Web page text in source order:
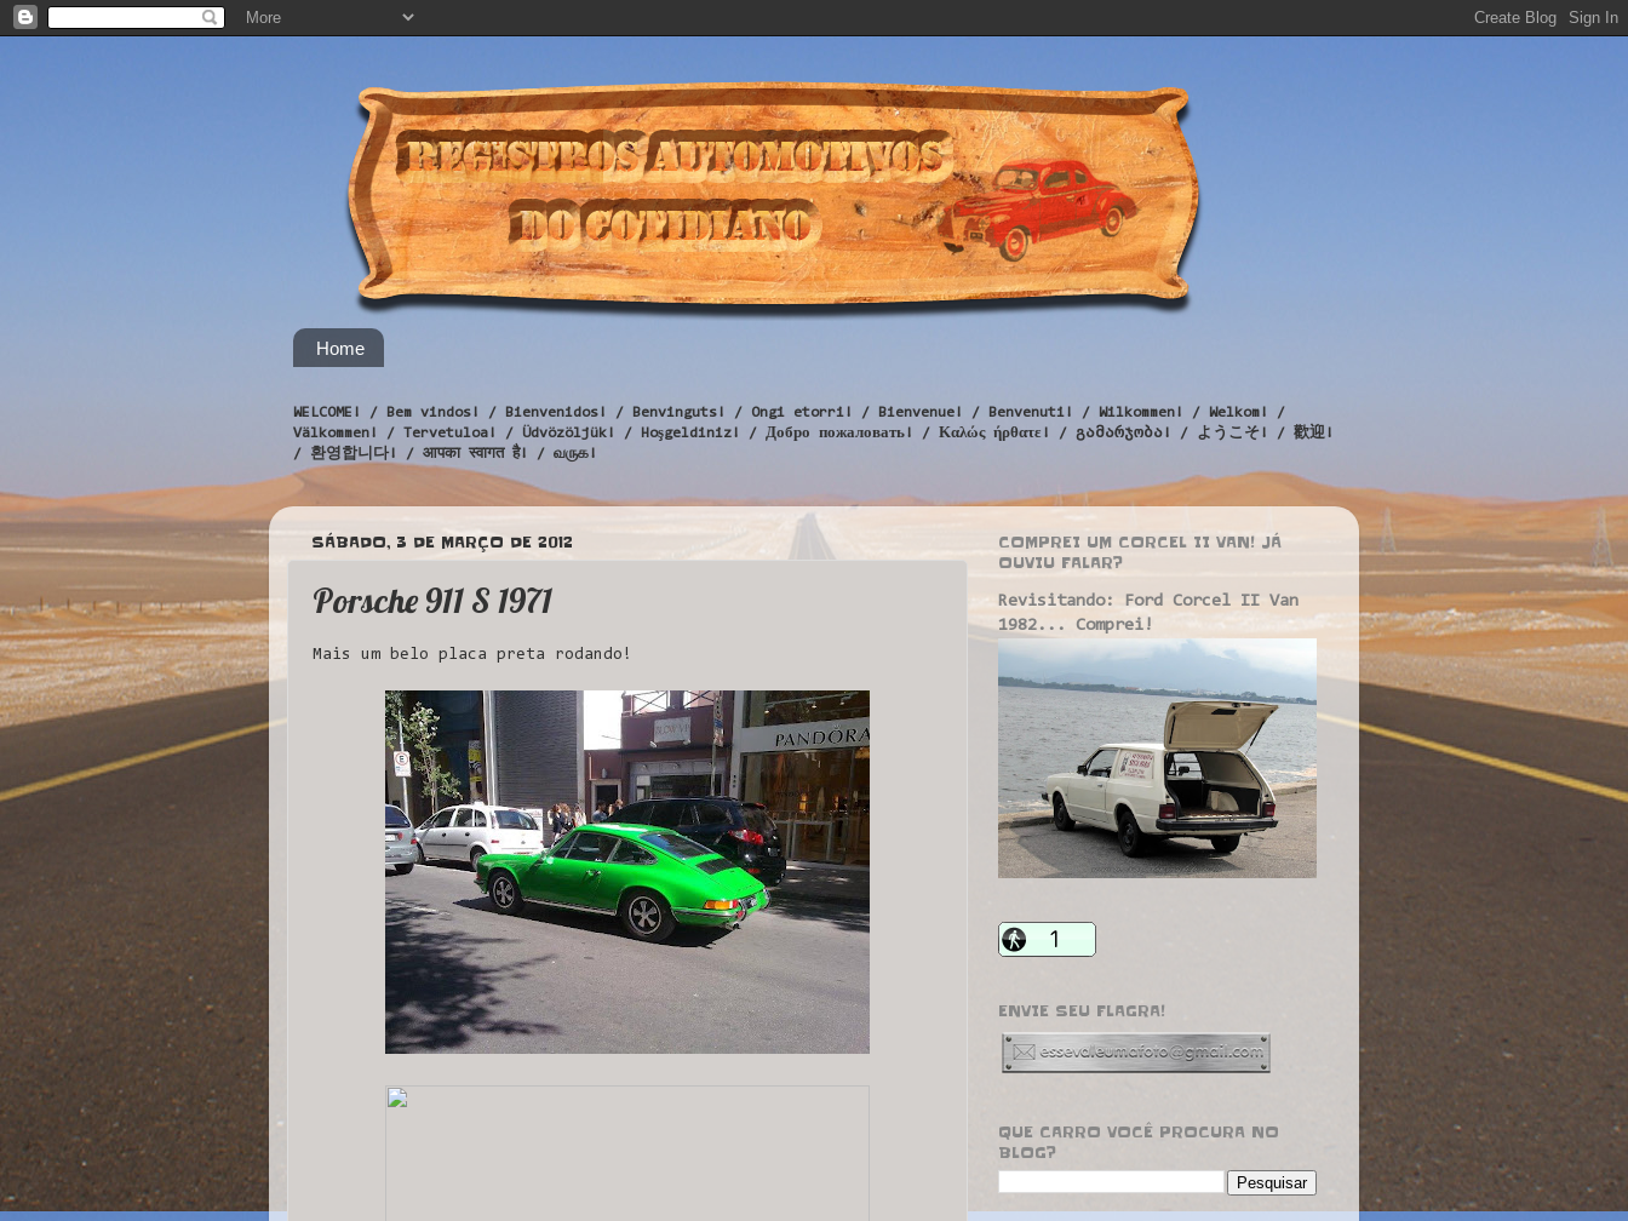
Home
WELCOME! / Bem vindos! / Bienvenidos! / Benvinguts! / Ongi etorri! / Bienvenue! / Benvenuti! / Wilkommen! / Welkom! /
Välkommen! / Tervetuloa! / Üdvözöljük! / Hoşgeldiniz! / Добро пожаловать! / Καλώς ήρθατε! / გამარჯობა! / ようこそ! / 歡迎!
/ 환영합니다! / आपका स्वागत है! / வருக!
SÁBADO, 3 DE MARÇO DE 2012
Porsche 911 S 1971
Mais um belo placa preta rodando!
COMPREI UM CORCEL II VAN! JÁ
OUVIU FALAR?
Revisitando: Ford Corcel II Van
1982... Comprei!
ENVIE SEU FLAGRA!
QUE CARRO VOCÊ PROCURA NO
BLOG?